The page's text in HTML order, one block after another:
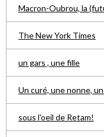
Macron-Oubrou, la
The New York Times
un gars , une fille
Un curé, une nonne,
sous l'oeil de Retam!